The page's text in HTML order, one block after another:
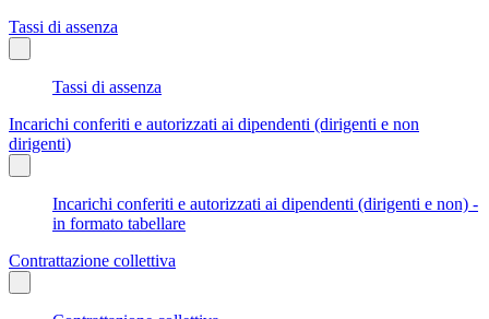
Tassi di assenza
Tassi di assenza
Incarichi conferiti e autorizzati ai dipendenti (dirigenti e non
dirigenti)
Incarichi conferiti e autorizzati ai dipendenti (dirigenti e non) -
in formato tabellare
Contrattazione collettiva